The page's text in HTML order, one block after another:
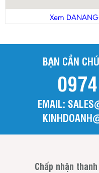
Xem
BẠN CẦN
EMAIL:
Chấp nhận